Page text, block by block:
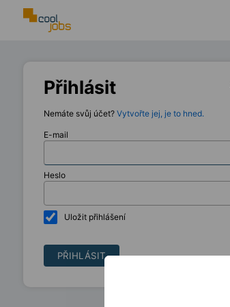
Přihlásit
Nemáte svůj účet? Vytvořte jej, je to hned.
E-mail
Heslo
Uložit přihlášení
PŘIHLÁSIT